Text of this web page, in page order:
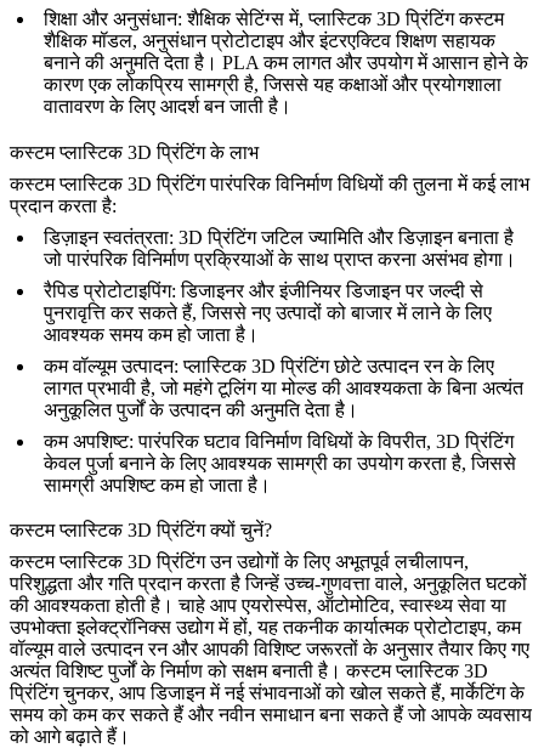
शिक्षा और अनुसंधान: शैक्षिक सेटिंग्स में, प्लास्टिक 3D प्रिंटिंग कस्टम
शैक्षिक मॉडल, अनुसंधान प्रोटोटाइप और इंटरएक्टिव शिक्षण सहायक
बनाने की अनुमति देता है। PLA कम लागत और उपयोग में आसान होने के
कारण एक लोकप्रिय सामग्री है, जिससे यह कक्षाओं और प्रयोगशाला
वातावरण के लिए आदर्श बन जाती है।
कस्टम प्लास्टिक 3D प्रिंटिंग के लाभ
कस्टम प्लास्टिक 3D प्रिंटिंग पारंपरिक विनिर्माण विधियों की तुलना में कई लाभ
प्रदान करता है:
डिज़ाइन स्वतंत्रता: 3D प्रिंटिंग जटिल ज्यामिति और डिज़ाइन बनाता है
जो पारंपरिक विनिर्माण प्रक्रियाओं के साथ प्राप्त करना असंभव होगा।
रैपिड प्रोटोटाइपिंग: डिजाइनर और इंजीनियर डिजाइन पर जल्दी से
पुनरावृत्ति कर सकते हैं, जिससे नए उत्पादों को बाजार में लाने के लिए
आवश्यक समय कम हो जाता है।
कम वॉल्यूम उत्पादन: प्लास्टिक 3D प्रिंटिंग छोटे उत्पादन रन के लिए
लागत प्रभावी है, जो महंगे टूलिंग या मोल्ड की आवश्यकता के बिना अत्यंत
अनुकूलित पुर्जों के उत्पादन की अनुमति देता है।
कम अपशिष्ट: पारंपरिक घटाव विनिर्माण विधियों के विपरीत, 3D प्रिंटिंग
केवल पुर्जा बनाने के लिए आवश्यक सामग्री का उपयोग करता है, जिससे
सामग्री अपशिष्ट कम हो जाता है।
कस्टम प्लास्टिक 3D प्रिंटिंग क्यों चुनें?
कस्टम प्लास्टिक 3D प्रिंटिंग उन उद्योगों के लिए अभूतपूर्व लचीलापन,
परिशुद्धता और गति प्रदान करता है जिन्हें उच्च-गुणवत्ता वाले, अनुकूलित घटकों
की आवश्यकता होती है। चाहे आप एयरोस्पेस, ऑटोमोटिव, स्वास्थ्य सेवा या
उपभोक्ता इलेक्ट्रॉनिक्स उद्योग में हों, यह तकनीक कार्यात्मक प्रोटोटाइप, कम
वॉल्यूम वाले उत्पादन रन और आपकी विशिष्ट जरूरतों के अनुसार तैयार किए गए
अत्यंत विशिष्ट पुर्जों के निर्माण को सक्षम बनाती है। कस्टम प्लास्टिक 3D
प्रिंटिंग चुनकर, आप डिजाइन में नई संभावनाओं को खोल सकते हैं, मार्केटिंग के
समय को कम कर सकते हैं और नवीन समाधान बना सकते हैं जो आपके व्यवसाय
को आगे बढ़ाते हैं।